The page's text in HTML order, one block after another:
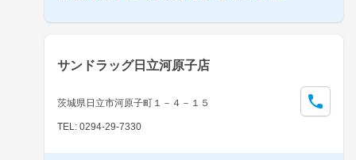
サンドラッグ日立河原子店
茨城県日立市河原子町１－４－１５
TEL: 0294-29-7330